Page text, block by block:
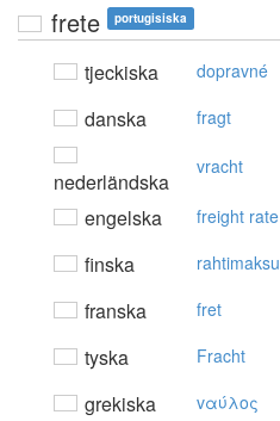
frete portugisiska
tjeckiska dopravné
danska fragt
nederländska
vracht
engelska freight rate
finska rahtimaksu
franska fret
tyska Fracht
grekiska vαύλoς